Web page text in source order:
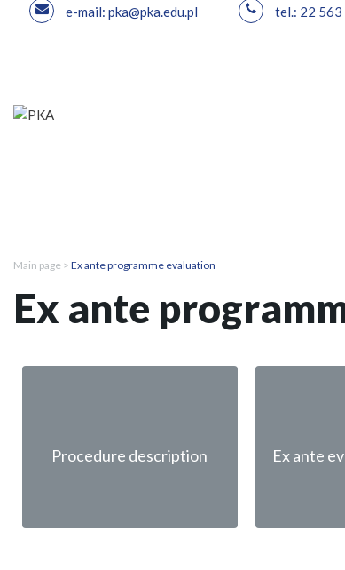
e-mail: pka@pka.edu.pl tel.: 22
Main page > Ex ante programme evaluation
Ex ante
Procedure description Ex ante